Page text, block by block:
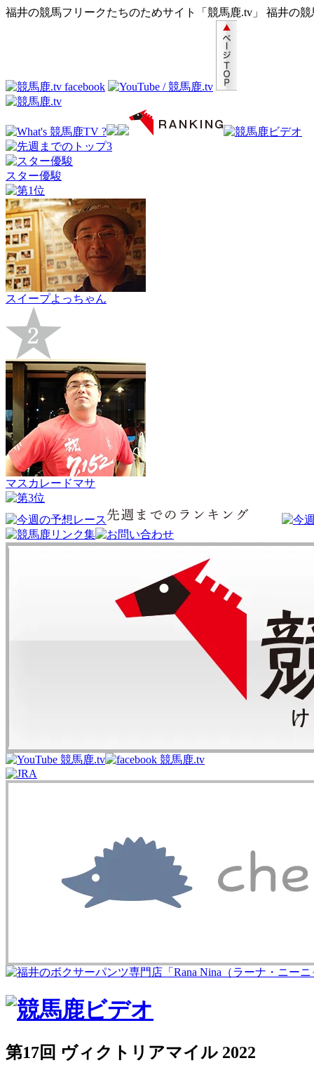
福井の競馬フリークたちのためサイト「競馬鹿.tv」 福井の
スター優駿
スイープよっちゃん
マスカレードマサ
第17回 ヴィクトリアマイル 2022